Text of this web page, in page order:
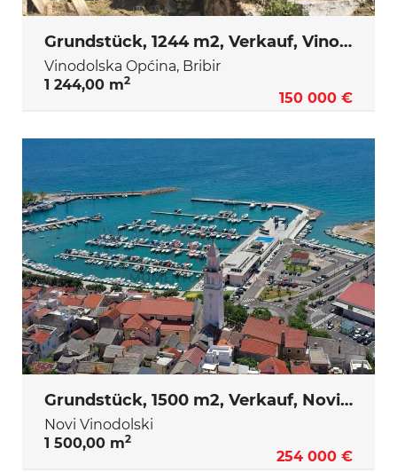
Grundstück, 1244 m2, Verkauf, Vinodolska Općina - Bribir
Vinodolska Općina, Bribir
1 244,00 m2
150 000 €
Grundstück, 1500 m2, Verkauf, Novi Vinodolski
Novi Vinodolski
1 500,00 m2
254 000 €